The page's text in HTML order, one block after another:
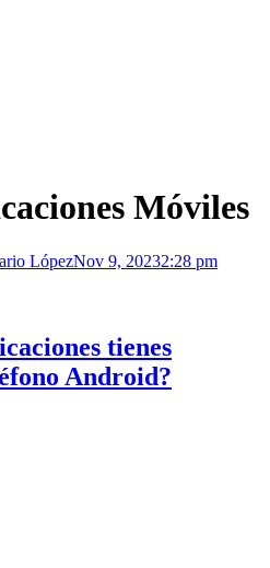
Móviles
LópezNov 9, 20232:28 pm
tienes
Android?